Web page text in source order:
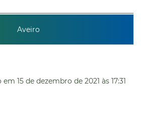
Aveiro
em 15 de dezembro de 2021 às 17:31